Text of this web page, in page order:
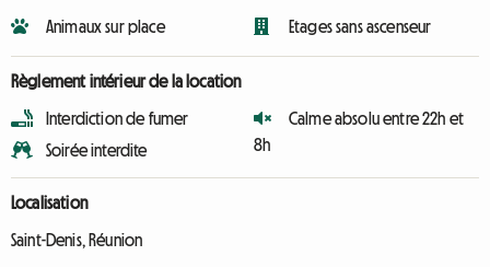
Animaux sur place Etages sans ascenseur
Règlement intérieur de la location
Interdiction de fumer
Soirée interdite
Calme absolu entre 22h et
8h
Localisation
Saint-Denis, Réunion